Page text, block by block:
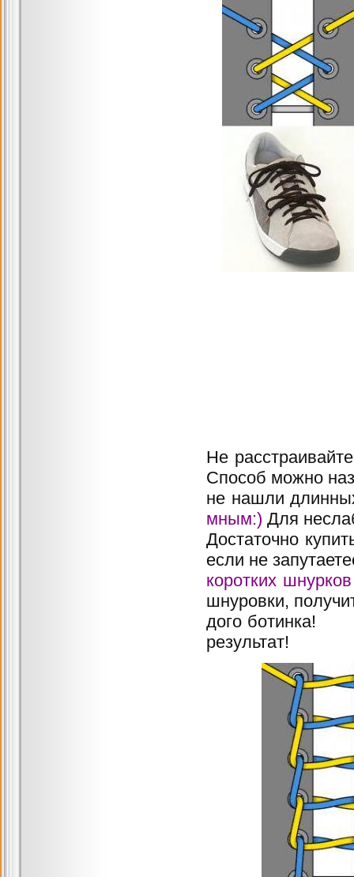
Не
Способ можно
не нашли
мным:) Для
Достаточно
если не
коротких шнурков
шнуровки,
дого
результат!